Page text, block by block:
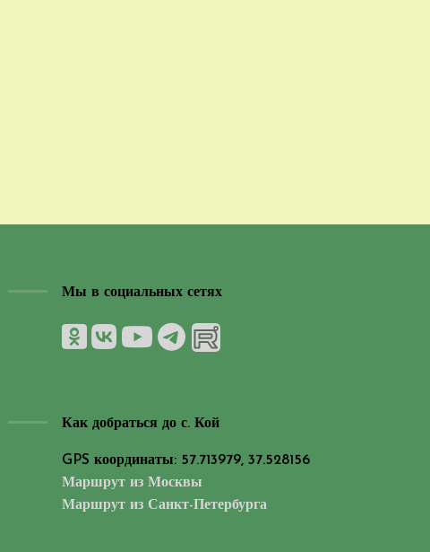
Мы в социальных сетях
Как добраться до с. Кой
GPS координаты: 57.713979, 37.528156
Маршрут из Москвы
Маршрут из Санкт-Петербурга